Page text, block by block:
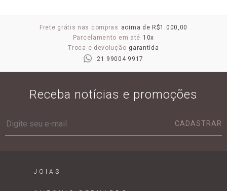
Frete grátis nas compras acima de R$1.000,00
Parcelamento em até 10x
Troca e devolução garantida
21 99004 9917
Receba notícias e promoções
CADASTRAR
JOIAS